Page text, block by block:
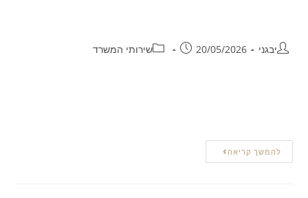
יבגני 20/05/2026 שירותי המשרד
להמשך קריאה